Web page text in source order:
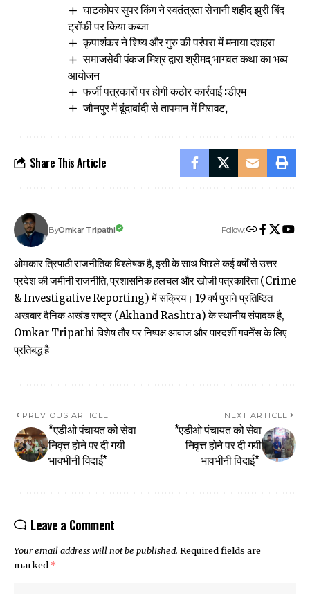
घाटकोपर सुपर किंग ने स्वतंत्रता सेनानी शहीद झुरी बिंद
ट्रॉफी पर किया कब्जा
कृपाशंकर ने शिष्य और गुरु की परंपरा में मनाया दशहरा
समाजसेवी पंकज मिश्र द्वारा श्रीमद् भागवत कथा का भव्य
आयोजन
फर्जी पत्रकारों पर होगी कठोर कार्रवाई :डीएम
जौनपुर में बूंदाबांदी से तापमान में गिरावट,
Share This Article
ByOmkar Tripathi Follow:
ओमकार त्रिपाठी राजनीतिक विश्लेषक है, इसी के साथ पिछले कई वर्षों से उत्तर
प्रदेश की जमीनी राजनीति, प्रशासनिक हलचल और खोजी पत्रकारिता (Crime
& Investigative Reporting) में सक्रिय। 19 वर्ष पुराने प्रतिष्ठित
अखबार दैनिक अखंड राष्ट्र (Akhand Rashtra) के स्थानीय संपादक है,
Omkar Tripathi विशेष तौर पर निष्पक्ष आवाज और पारदर्शी गवर्नेंस के लिए
प्रतिबद्ध है
PREVIOUS ARTICLE
*एडीओ पंचायत को सेवा
निवृत्त होने पर दी गयी
भावभीनी विदाई*
NEXT ARTICLE
*एडीओ पंचायत को सेवा
निवृत्त होने पर दी गयी
भावभीनी विदाई*
Leave a Comment
Your email address will not be published. Required fields are
marked *